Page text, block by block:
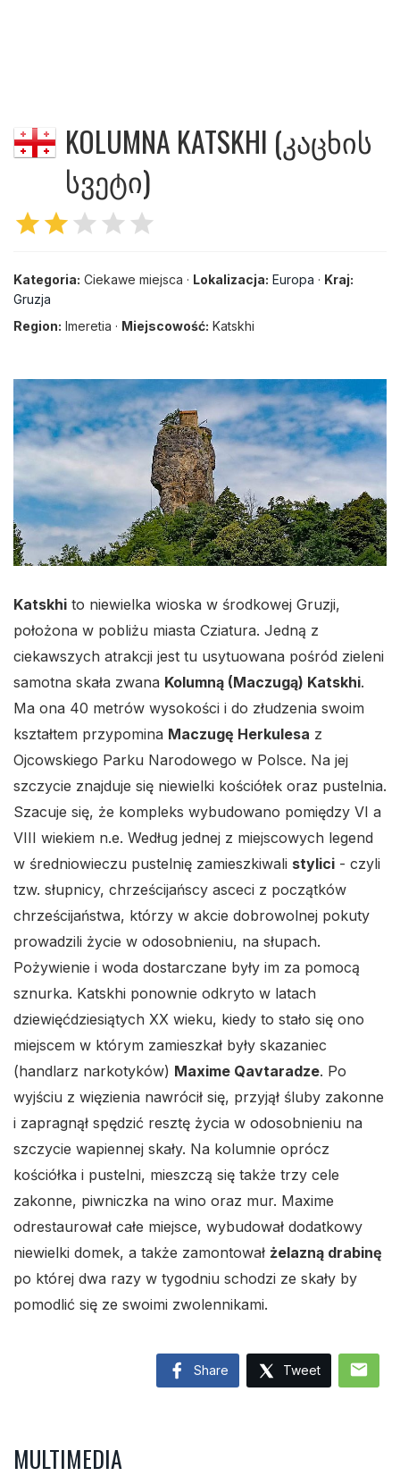
KOLUMNA KATSKHI (ᲙᲐᲪᲮᲘᲡ
ᲡᲕᲔᲢᲘ)
starstar star star star
Kategoria: Ciekawe miejsca · Lokalizacja: Europa · Kraj:
Gruzja
Region: Imeretia · Miejscowość: Katskhi
Katskhi to niewielka wioska w środkowej Gruzji,
położona w pobliżu miasta Cziatura. Jedną z
ciekawszych atrakcji jest tu usytuowana pośród zieleni
samotna skała zwana Kolumną (Maczugą) Katskhi.
Ma ona 40 metrów wysokości i do złudzenia swoim
kształtem przypomina Maczugę Herkulesa z
Ojcowskiego Parku Narodowego w Polsce. Na jej
szczycie znajduje się niewielki kościółek oraz pustelnia.
Szacuje się, że kompleks wybudowano pomiędzy VI a
VIII wiekiem n.e. Według jednej z miejscowych legend
w średniowieczu pustelnię zamieszkiwali stylici - czyli
tzw. słupnicy, chrześcijańscy asceci z początków
chrześcijaństwa, którzy w akcie dobrowolnej pokuty
prowadzili życie w odosobnieniu, na słupach.
Pożywienie i woda dostarczane były im za pomocą
sznurka. Katskhi ponownie odkryto w latach
dziewięćdziesiątych XX wieku, kiedy to stało się ono
miejscem w którym zamieszkał były skazaniec
(handlarz narkotyków) Maxime Qavtaradze. Po
wyjściu z więzienia nawrócił się, przyjął śluby zakonne
i zapragnął spędzić resztę życia w odosobnieniu na
szczycie wapiennej skały. Na kolumnie oprócz
kościółka i pustelni, mieszczą się także trzy cele
zakonne, piwniczka na wino oraz mur. Maxime
odrestaurował całe miejsce, wybudował dodatkowy
niewielki domek, a także zamontował żelazną drabinę
po której dwa razy w tygodniu schodzi ze skały by
pomodlić się ze swoimi zwolennikami.
Share Tweet mail
MULTIMEDIA